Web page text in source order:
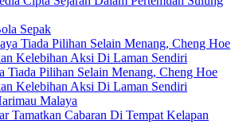
Sepak
Tiada Pilihan Selain Menang, Cheng Hoe
Kelebihan Aksi Di Laman Sendiri
Malaya